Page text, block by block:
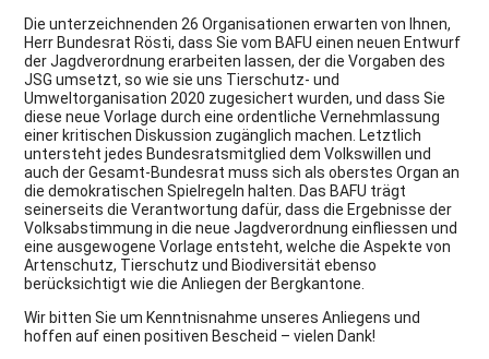
Die unterzeichnenden 26 Organisationen erwarten von Ihnen,
Herr Bundesrat Rösti, dass Sie vom BAFU einen neuen Entwurf
der Jagdverordnung erarbeiten lassen, der die Vorgaben des
JSG umsetzt, so wie sie uns Tierschutz- und
Umweltorganisation 2020 zugesichert wurden, und dass Sie
diese neue Vorlage durch eine ordentliche Vernehmlassung
einer kritischen Diskussion zugänglich machen. Letztlich
untersteht jedes Bundesratsmitglied dem Volkswillen und
auch der Gesamt-Bundesrat muss sich als oberstes Organ an
die demokratischen Spielregeln halten. Das BAFU trägt
seinerseits die Verantwortung dafür, dass die Ergebnisse der
Volksabstimmung in die neue Jagdverordnung einfliessen und
eine ausgewogene Vorlage entsteht, welche die Aspekte von
Artenschutz, Tierschutz und Biodiversität ebenso
berücksichtigt wie die Anliegen der Bergkantone.
Wir bitten Sie um Kenntnisnahme unseres Anliegens und
hoffen auf einen positiven Bescheid – vielen Dank!